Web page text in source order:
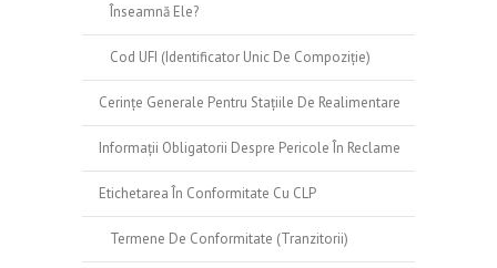
Înseamnă Ele?
Cod UFI (identificator Unic De Compoziție)
Cerințe Generale Pentru Stațiile De Realimentare
Informații Obligatorii Despre Pericole În Reclame
Etichetarea În Conformitate Cu CLP
Termene De Conformitate (tranzitorii)